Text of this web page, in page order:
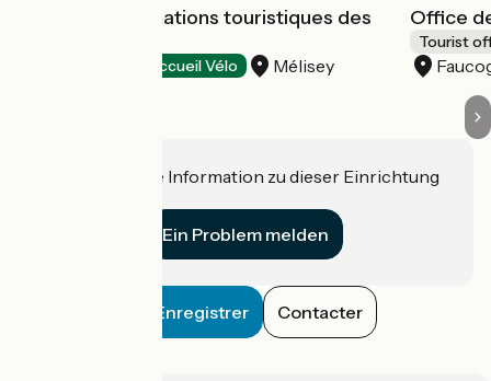
Bureau d'informations touristiques des
Accueil Vélo Mélisey
Office
Tourist
Haben Sie eine Information zu dieser Einrichtung
Ein Problem melden
Enregistrer Contacter